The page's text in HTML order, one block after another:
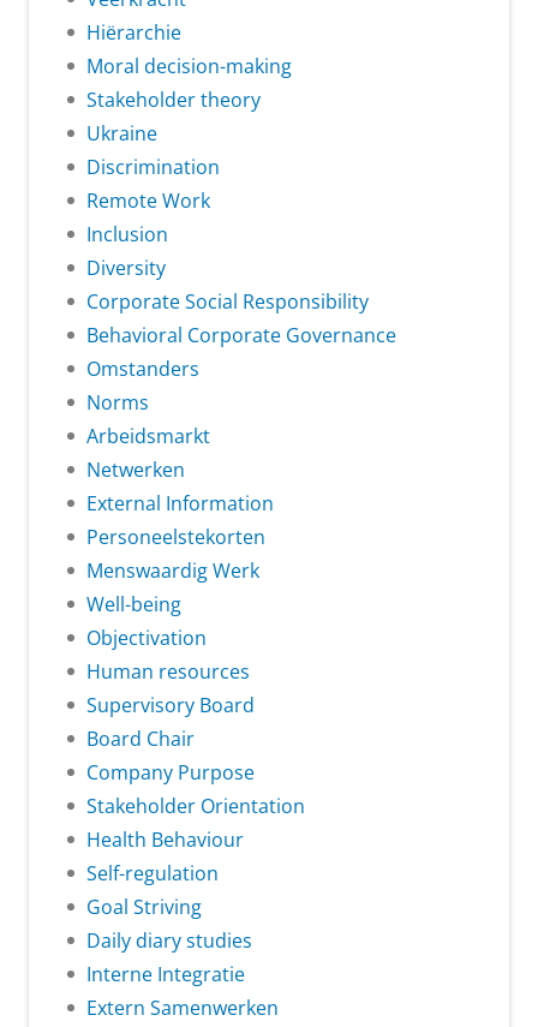
Hiërarchie
Moral decision-making
Stakeholder theory
Ukraine
Discrimination
Remote Work
Inclusion
Diversity
Corporate Social Responsibility
Behavioral Corporate Governance
Omstanders
Norms
Arbeidsmarkt
Netwerken
External Information
Personeelstekorten
Menswaardig Werk
Well-being
Objectivation
Human resources
Supervisory Board
Board Chair
Company Purpose
Stakeholder Orientation
Health Behaviour
Self-regulation
Goal Striving
Daily diary studies
Interne Integratie
Extern Samenwerken